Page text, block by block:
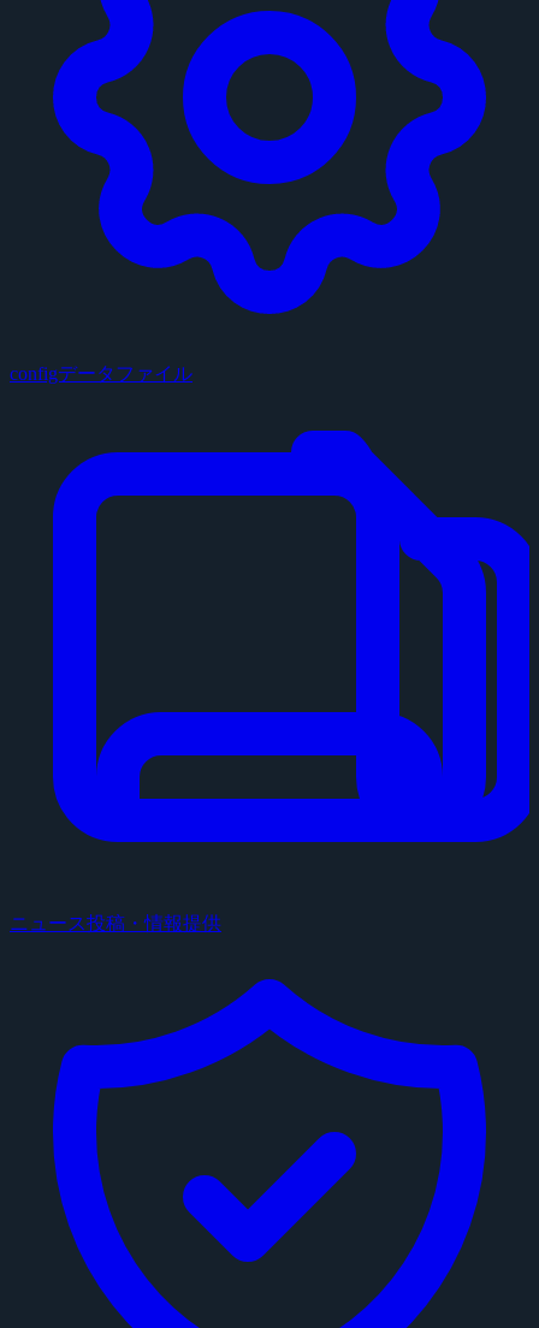
configデータファイル
ニュース投稿・情報提供